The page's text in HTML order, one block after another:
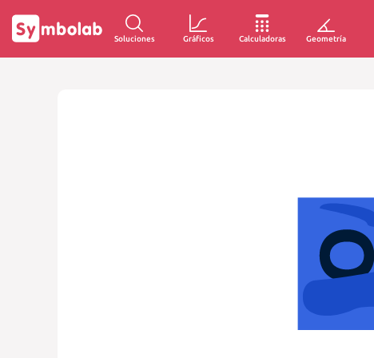
Soluciones Gráficos Calculadoras Geometría